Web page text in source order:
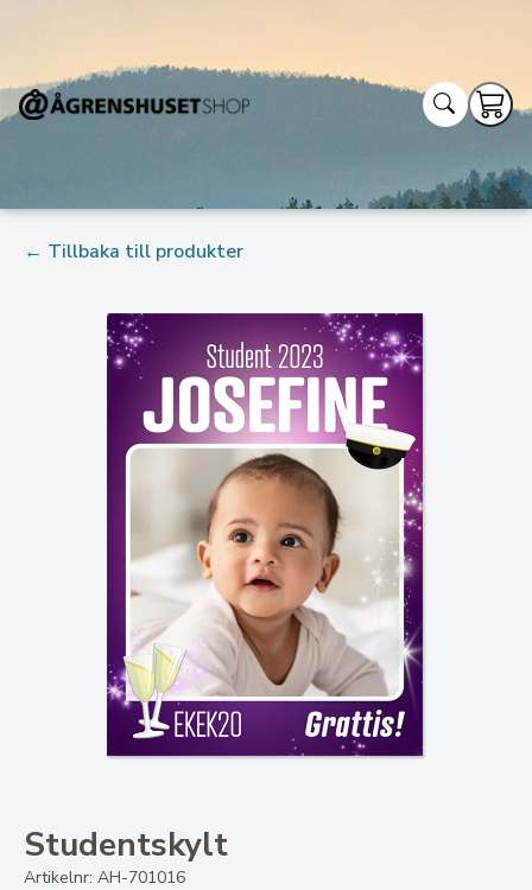
← Tillbaka till produkter
Studentskylt
Artikelnr: AH-701016